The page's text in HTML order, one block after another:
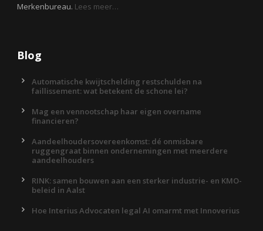
Merkenbureau. Lees meer…
Blog
Automatische kwijtschelding restschulden na
faillissement: wat betekent de schone lei?
Mag een vennootschap haar eigen overname
financieren?
Aandeelhoudersovereenkomst: dé onmisbare
ruggengraat binnen ondernemingen met meerdere
aandeelhouders
RINK: samen bouwen aan een sterker industrie- en KMO-
beleid in Aalst
Hoe Interius Advocaten legal AI omarmt met Innoverius